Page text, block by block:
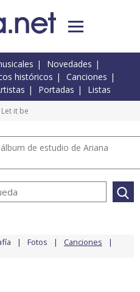
Novedades
históricos
Canciones
Portadas Listas
Let it be
de estudio de Ariana
Fotos Canciones